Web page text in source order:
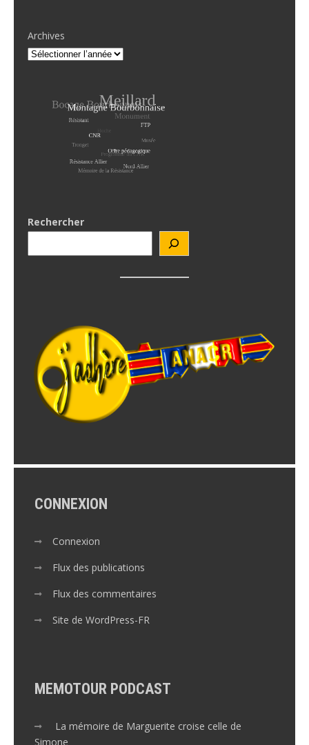
Archives
Rechercher
CONNEXION
Connexion
Flux des publications
Flux des commentaires
Site de WordPress-FR
MEMOTOUR PODCAST
La mémoire de Marguerite croise celle de
Simone